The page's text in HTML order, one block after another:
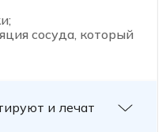
сосуда, который
и лечат